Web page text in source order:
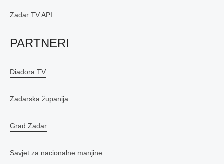
Zadar TV API
PARTNERI
Diadora TV
Zadarska županija
Grad Zadar
Savjet za nacionalne manjine